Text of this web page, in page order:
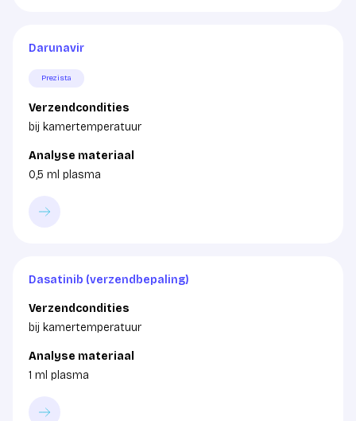
Darunavir
Prezista
Verzendcondities
bij kamertemperatuur
Analyse materiaal
0,5 ml plasma
Dasatinib (verzendbepaling)
Verzendcondities
bij kamertemperatuur
Analyse materiaal
1 ml plasma